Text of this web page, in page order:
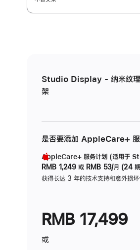
Studio Display - 纳米纹理
架
是否要添加 AppleCare+ 服
AppleCare+ 服务计划 (适用于
RMB 1,249 或 RMB 53/月 (24
获得长达 3 年的技术支持和意外损坏
RMB 17,499
或